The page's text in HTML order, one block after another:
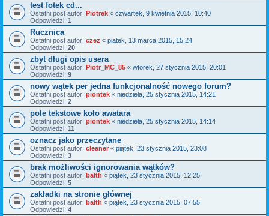
test fotek cd...
Ostatni post autor: Piotrek « czwartek, 9 kwietnia 2015, 10:40
Odpowiedzi: 1
Rucznica
Ostatni post autor: czez « piątek, 13 marca 2015, 15:24
Odpowiedzi: 20
zbyt długi opis usera
Ostatni post autor: Piotr_MC_85 « wtorek, 27 stycznia 2015, 20:01
Odpowiedzi: 9
nowy wątek per jedna funkcjonalność nowego forum?
Ostatni post autor: piontek « niedziela, 25 stycznia 2015, 14:21
Odpowiedzi: 2
pole tekstowe koło awatara
Ostatni post autor: piontek « niedziela, 25 stycznia 2015, 14:14
Odpowiedzi: 11
oznacz jako przeczytane
Ostatni post autor: cleaner « piątek, 23 stycznia 2015, 23:08
Odpowiedzi: 3
brak możliwości ignorowania wątków?
Ostatni post autor: balth « piątek, 23 stycznia 2015, 12:25
Odpowiedzi: 5
zakładki na stronie głównej
Ostatni post autor: balth « piątek, 23 stycznia 2015, 07:55
Odpowiedzi: 4